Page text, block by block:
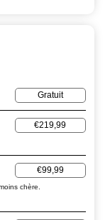
Gratuit
€219,99
€99,99
chère.